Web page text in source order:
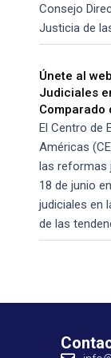
Consejo
Justicia de
Únete al
Judiciales
Comparado
El Centro de
Américas
las reformas
18 de junio
judiciales en
de las